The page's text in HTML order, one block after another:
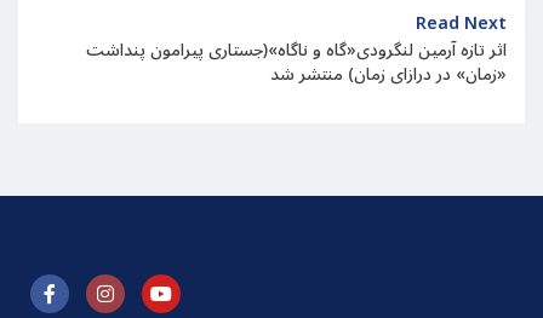
Read Next
اثر تازه آرمین لنگرودی«گاه و ناگاه»(جستاری پیرامون پنداشت
«زمان» در درازای زمان) منتشر شد